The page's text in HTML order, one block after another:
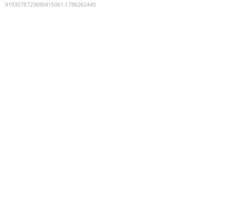
9193578723690415061 :1786262440